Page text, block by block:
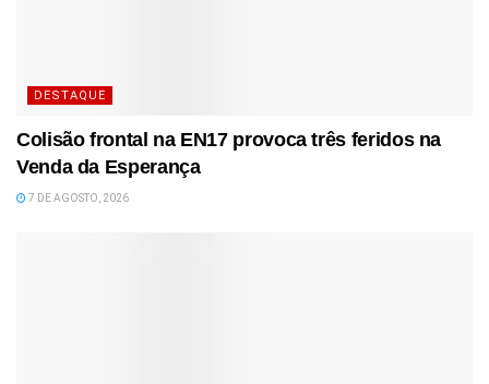
DESTAQUE
Colisão frontal na EN17 provoca três feridos na
Venda da Esperança
7 DE AGOSTO, 2026